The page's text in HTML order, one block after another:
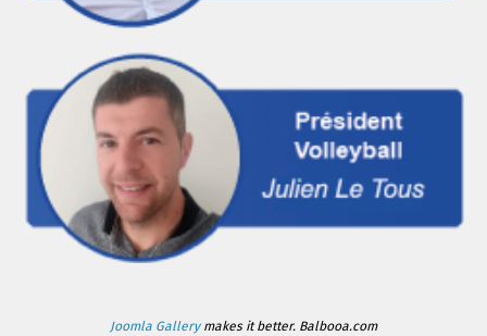
Joomla Gallerymakes it better. Balbooa.com